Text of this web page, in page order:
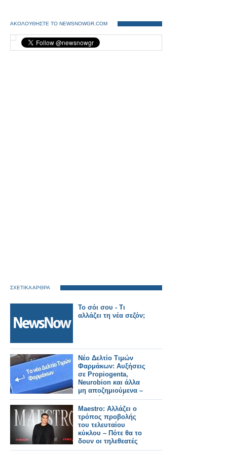
ΑΚΟΛΟΥΘΗΣΤΕ ΤΟ NEWSNOWGR.COM
ΣΧΕΤΙΚΑ ΑΡΘΡΑ
Το σόι σου - Τι
αλλάζει τη νέα σεζόν;
Νέο Δελτίο Τιμών
Φαρμάκων: Αυξήσεις
σε Propiogenta,
Neurobion και άλλα
μη αποζημιούμενα –
Τι αλλάζει από
31/7/2026
Maestro: Αλλάζει ο
τρόπος προβολής
του τελευταίου
κύκλου – Πότε θα το
δουν οι τηλεθεατές